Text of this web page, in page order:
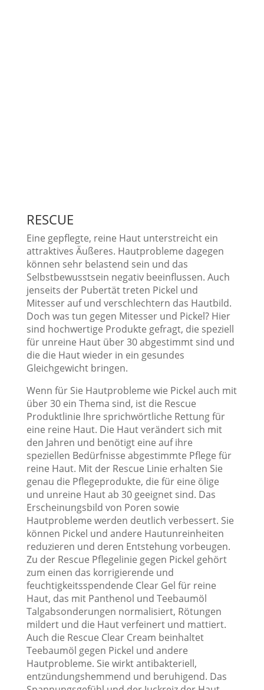
RESCUE
Eine gepflegte, reine Haut unterstreicht ein
attraktives Äußeres. Hautprobleme dagegen
können sehr belastend sein und das
Selbstbewusstsein negativ beeinflussen. Auch
jenseits der Pubertät treten Pickel und
Mitesser auf und verschlechtern das Hautbild.
Doch was tun gegen Mitesser und Pickel? Hier
sind hochwertige Produkte gefragt, die speziell
für unreine Haut über 30 abgestimmt sind und
die die Haut wieder in ein gesundes
Gleichgewicht bringen.
Wenn für Sie Hautprobleme wie Pickel auch mit
über 30 ein Thema sind, ist die Rescue
Produktlinie Ihre sprichwörtliche Rettung für
eine reine Haut. Die Haut verändert sich mit
den Jahren und benötigt eine auf ihre
speziellen Bedürfnisse abgestimmte Pflege für
reine Haut. Mit der Rescue Linie erhalten Sie
genau die Pflegeprodukte, die für eine ölige
und unreine Haut ab 30 geeignet sind. Das
Erscheinungsbild von Poren sowie
Hautprobleme werden deutlich verbessert. Sie
können Pickel und andere Hautunreinheiten
reduzieren und deren Entstehung vorbeugen.
Zu der Rescue Pflegelinie gegen Pickel gehört
zum einen das korrigierende und
feuchtigkeitsspendende Clear Gel für reine
Haut, das mit Panthenol und Teebaumöl
Talgabsonderungen normalisiert, Rötungen
mildert und die Haut verfeinert und mattiert.
Auch die Rescue Clear Cream beinhaltet
Teebaumöl gegen Pickel und andere
Hautprobleme. Sie wirkt antibakteriell,
entzündungshemmend und beruhigend. Das